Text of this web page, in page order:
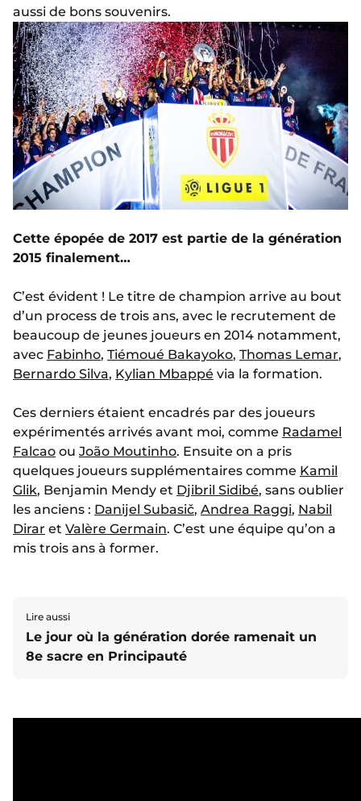
aussi de bons souvenirs.
Cette épopée de 2017 est partie de la génération
2015 finalement…
C’est évident ! Le titre de champion arrive au bout
d’un process de trois ans, avec le recrutement de
beaucoup de jeunes joueurs en 2014 notamment,
avec Fabinho, Tiémoué Bakayoko, Thomas Lemar,
Bernardo Silva, Kylian Mbappé via la formation.
Ces derniers étaient encadrés par des joueurs
expérimentés arrivés avant moi, comme Radamel
Falcao ou João Moutinho. Ensuite on a pris
quelques joueurs supplémentaires comme Kamil
Glik, Benjamin Mendy et Djibril Sidibé, sans oublier
les anciens : Danijel Subasič, Andrea Raggi, Nabil
Dirar et Valère Germain. C’est une équipe qu’on a
mis trois ans à former.
Lire aussi
Le jour où la génération dorée ramenait un
8e sacre en Principauté